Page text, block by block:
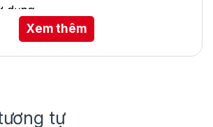
dụng.
Xem thêm
tự